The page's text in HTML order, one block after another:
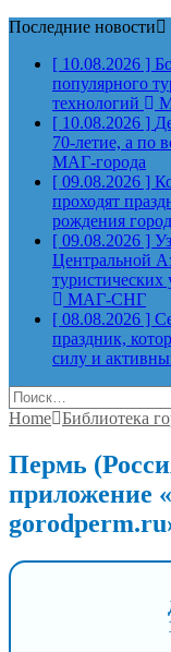
Последние новости
[ 10.08.2026 ]
популярного
технологий
[ 10.08.2026 ]
70‑летие, а по
МАГ-города
[ 09.08.2026 ]
проходят
рождения
[ 09.08.2026 ]
Центральной
туристических
МАГ-СНГ
[ 08.08.2026 ]
праздник,
силу и
Найти:
Home Библиотека
Пермь
приложение